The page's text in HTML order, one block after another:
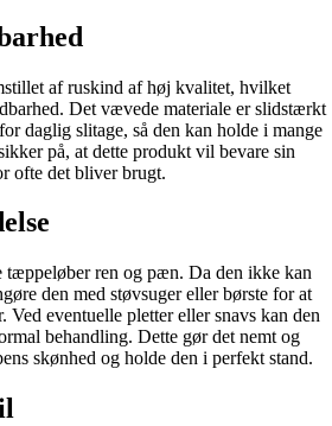
af ruskind af høj kvalitet, hvilket
Det vævede materiale er slidstærkt
daglig slitage, så den kan holde i mange
på, at dette produkt vil bevare sin
ofte det bliver brugt.
tæppeløber ren og pæn. Da den ikke kan
den med støvsuger eller børste for at
Ved eventuelle pletter eller snavs kan den
behandling. Dette gør det nemt og
skønhed og holde den i perfekt stand.